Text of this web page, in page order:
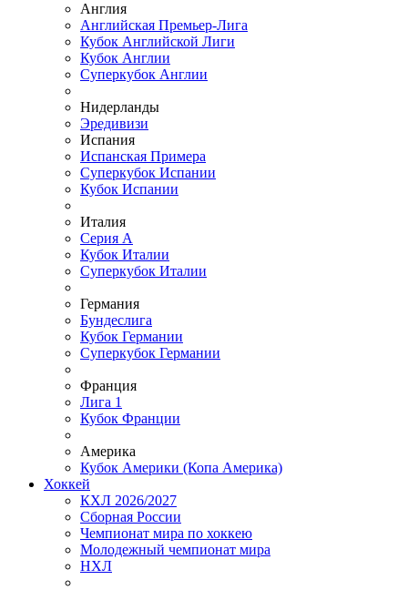
Англия
Английская Премьер-Лига
Кубок Английской Лиги
Кубок Англии
Суперкубок Англии
Нидерланды
Эредивизи
Испания
Испанская Примера
Суперкубок Испании
Кубок Испании
Италия
Серия А
Кубок Италии
Суперкубок Италии
Германия
Бундеслига
Кубок Германии
Суперкубок Германии
Франция
Лига 1
Кубок Франции
Америка
Кубок Америки (Копа Америка)
Хоккей
КХЛ 2026/2027
Сборная России
Чемпионат мира по хоккею
Молодежный чемпионат мира
НХЛ